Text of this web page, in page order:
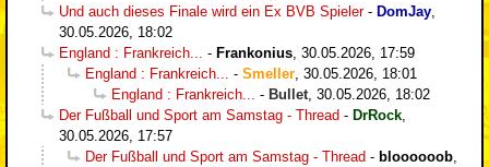
Und auch dieses Finale wird ein Ex BVB Spieler- DomJay
30.05.2026, 18:02
England : Frankreich...
- Frankonius 30.05.2026, 17:59
England : Frankreich...
- Smeller 30.05.2026, 18:01
England : Frankreich...
- Bullet 30.05.2026, 18:02
Der Fußball und Sport am Samstag - Thread - DrRock
30.05.2026, 17:57
Der Fußball und Sport am Samstag - Thread - bloooooob